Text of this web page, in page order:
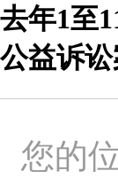
去年1至
公益诉
您的